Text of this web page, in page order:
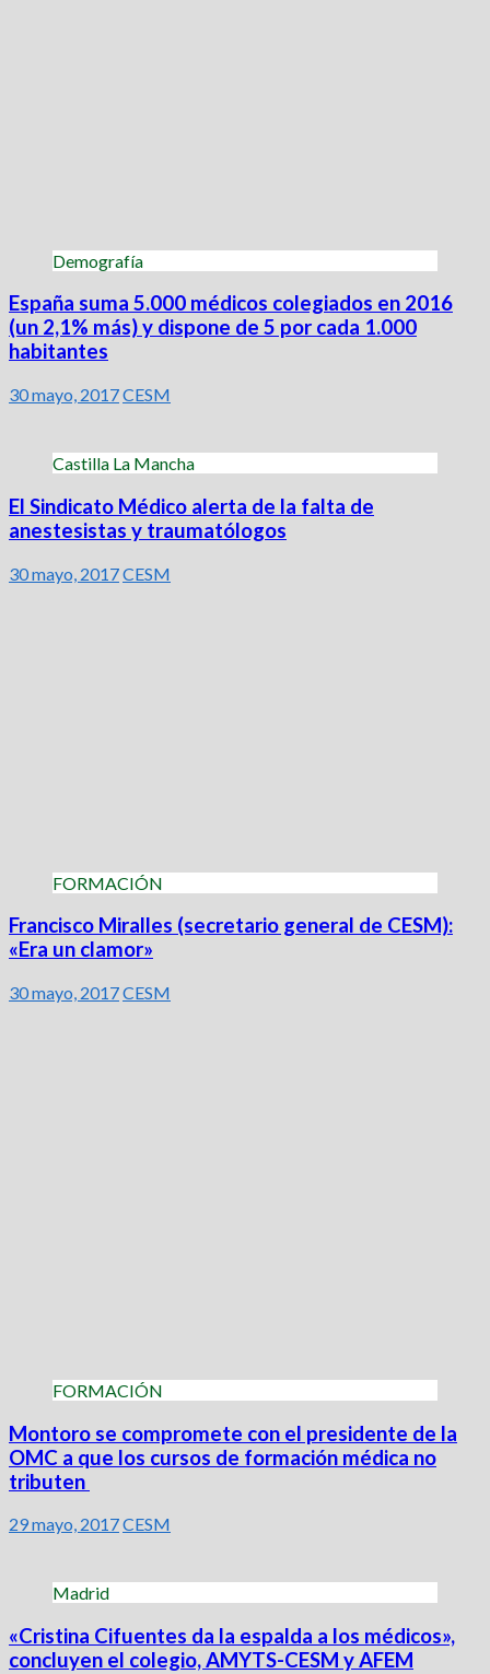
Demografía
España suma 5.000 médicos colegiados en 2016
(un 2,1% más) y dispone de 5 por cada 1.000
habitantes
30 mayo, 2017CESM
Castilla La Mancha
El Sindicato Médico alerta de la falta de
anestesistas y traumatólogos
30 mayo, 2017CESM
FORMACIÓN
Francisco Miralles (secretario general de CESM):
«Era un clamor»
30 mayo, 2017CESM
FORMACIÓN
Montoro se compromete con el presidente de la
OMC a que los cursos de formación médica no
tributen
29 mayo, 2017CESM
Madrid
«Cristina Cifuentes da la espalda a los médicos»,
concluyen el colegio, AMYTS-CESM y AFEM